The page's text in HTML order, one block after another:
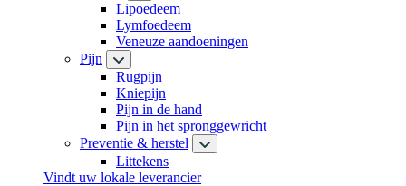
Lipoedeem
Lymfoedeem
Veneuze aandoeningen
Pijn
Rugpijn
Kniepijn
Pijn in de hand
Pijn in het spronggewricht
Preventie & herstel
Littekens
Vindt uw lokale leverancier